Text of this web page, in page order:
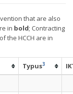
that are also
in bold; Contracting
the HCCH are in
Typus3